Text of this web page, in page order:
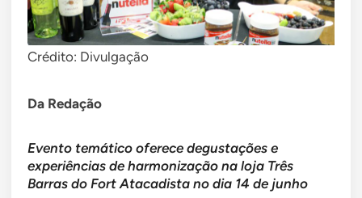
Crédito: Divulgação
Da Redação
Evento temático oferece degustações e
experiências de harmonização na loja Três
Barras do Fort Atacadista no dia 14 de junho